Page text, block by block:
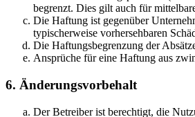
begrenzt. Dies gilt auch für
Die Haftung ist gegenüber
typischerweise vorhersehbaren
Die Haftungsbegrenzung der
Ansprüche für eine Haftung aus
6. Änderungsvorbehalt
Der Betreiber ist berechtigt, die